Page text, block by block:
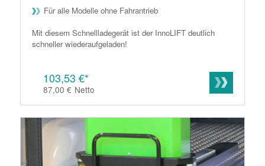
Für alle Modelle ohne Fahrantrieb
Mit diesem Schnellladegerät ist der InnoLIFT deutlich
schneller wiederaufgeladen!
103,53 €*
87,00 € Netto